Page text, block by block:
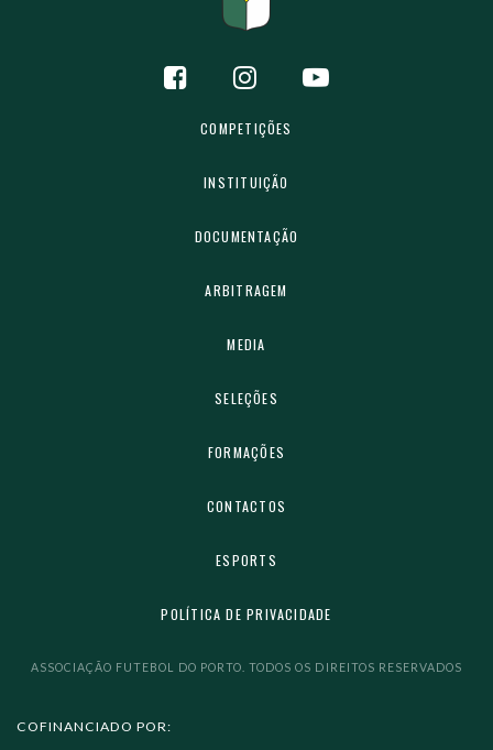
COMPETIÇÕES
INSTITUIÇÃO
DOCUMENTAÇÃO
ARBITRAGEM
MEDIA
SELEÇÕES
FORMAÇÕES
CONTACTOS
ESPORTS
POLÍTICA DE PRIVACIDADE
ASSOCIAÇÃO FUTEBOL DO PORTO. TODOS OS DIREITOS RESERVADOS
COFINANCIADO POR: